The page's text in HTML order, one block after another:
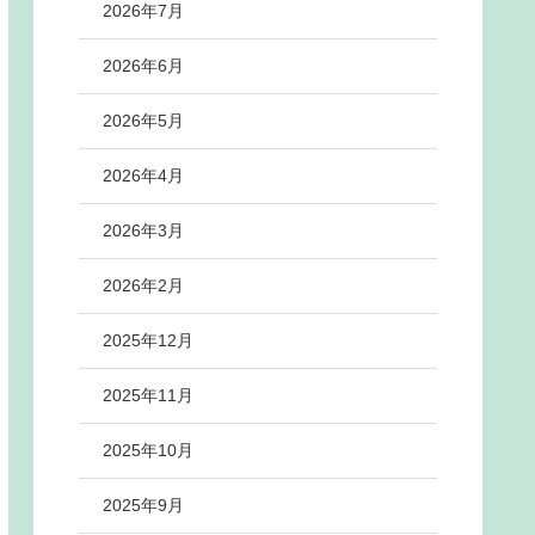
2026年7月
2026年6月
2026年5月
2026年4月
2026年3月
2026年2月
2025年12月
2025年11月
2025年10月
2025年9月